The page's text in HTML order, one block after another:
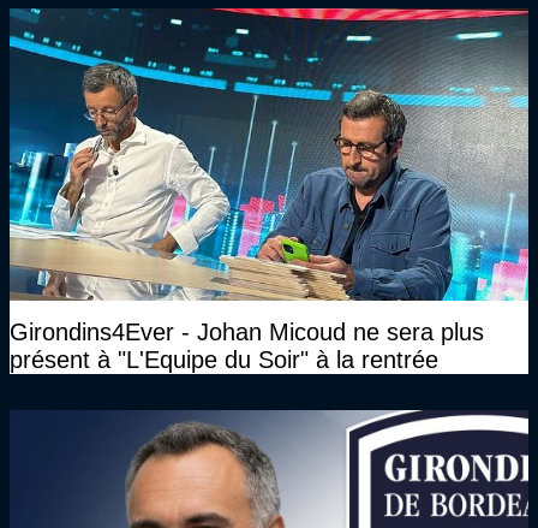
Girondins4Ever - Johan Micoud ne sera plus
présent à "L'Equipe du Soir" à la rentrée